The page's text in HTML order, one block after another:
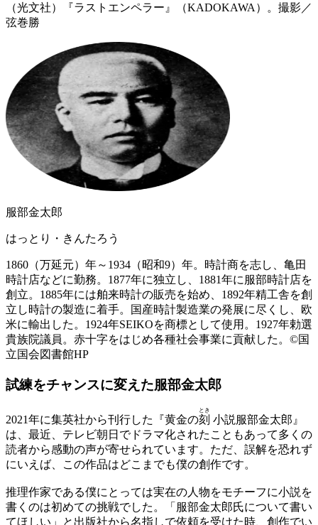
（光文社）『ラストエンペラー』（KADOKAWA）。撮影／
弦巻勝
服部金太郎
はっとり・きんたろう
1860（万延元）年～1934（昭和9）年。時計商を志し、亀田
時計店などに勤務。1877年に独立し、1881年に服部時計店を
創立。1885年には舶来時計の販売を始め、1892年精工舎を創
立し時計の製造に着手。国産時計製造業の発展に尽くし、欧
米に輸出した。1924年SEIKOを商標として使用。1927年勅選
貴族院議員。赤十字をはじめ各種社会事業に貢献した。©️国
立国会図書館HP
試練をチャンスに変えた服部金太郎
2021年に集英社から刊行した『黄金の刻
とき
小説服部金太郎』
は、最近、テレビ朝日でドラマ化されたこともあって多くの
読者から感動の声が寄せられています。ただ、誤解を恐れず
にいえば、この作品はどこまでも僕の創作です。
推理作家である僕にとっては実在の人物をモチーフに小説を
書くのは初めての挑戦でした。「服部金太郎氏について書い
てほしい」と出版社から名指しで依頼を受けた時、創作でい